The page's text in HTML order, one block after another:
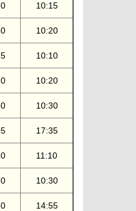
10:15
10:20
10:10
10:20
10:30
17:35
11:10
10:30
14:55